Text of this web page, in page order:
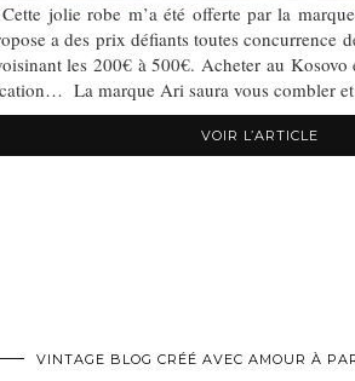
jolie robe m’a été offerte par la
a des prix défiants toutes
les 200€ à 500€. Acheter au
La marque Ari saura vous combler
VOIR L’ARTICLE
VINTAGE BLOG CRÉÉ AVEC AMOUR À